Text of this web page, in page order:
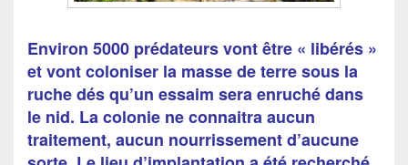
Environ 5000 prédateurs vont être « libérés »
et vont coloniser la masse de terre sous la
ruche dés qu’un essaim sera enruché dans
le nid. La colonie ne connaitra aucun
traitement, aucun nourrissement d’aucune